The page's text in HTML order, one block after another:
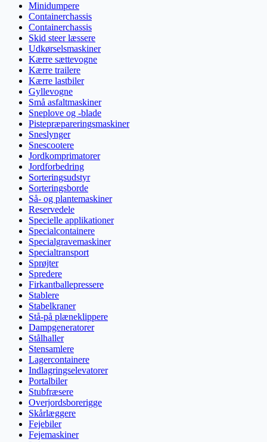
Minidumpere
Containerchassis
Containerchassis
Skid steer læssere
Udkørselsmaskiner
Kærre sættevogne
Kærre trailere
Kærre lastbiler
Gyllevogne
Små asfaltmaskiner
Sneplove og -blade
Pistepræpareringsmaskiner
Sneslynger
Snescootere
Jordkomprimatorer
Jordforbedring
Sorteringsudstyr
Sorteringsborde
Så- og plantemaskiner
Reservedele
Specielle applikationer
Specialcontainere
Specialgravemaskiner
Specialtransport
Sprøjter
Spredere
Firkantballepressere
Stablere
Stabelkraner
Stå-på plæneklippere
Dampgeneratorer
Stålhaller
Stensamlere
Lagercontainere
Indlagringselevatorer
Portalbiler
Stubfræsere
Overjordsborerigge
Skårlæggere
Fejebiler
Fejemaskiner